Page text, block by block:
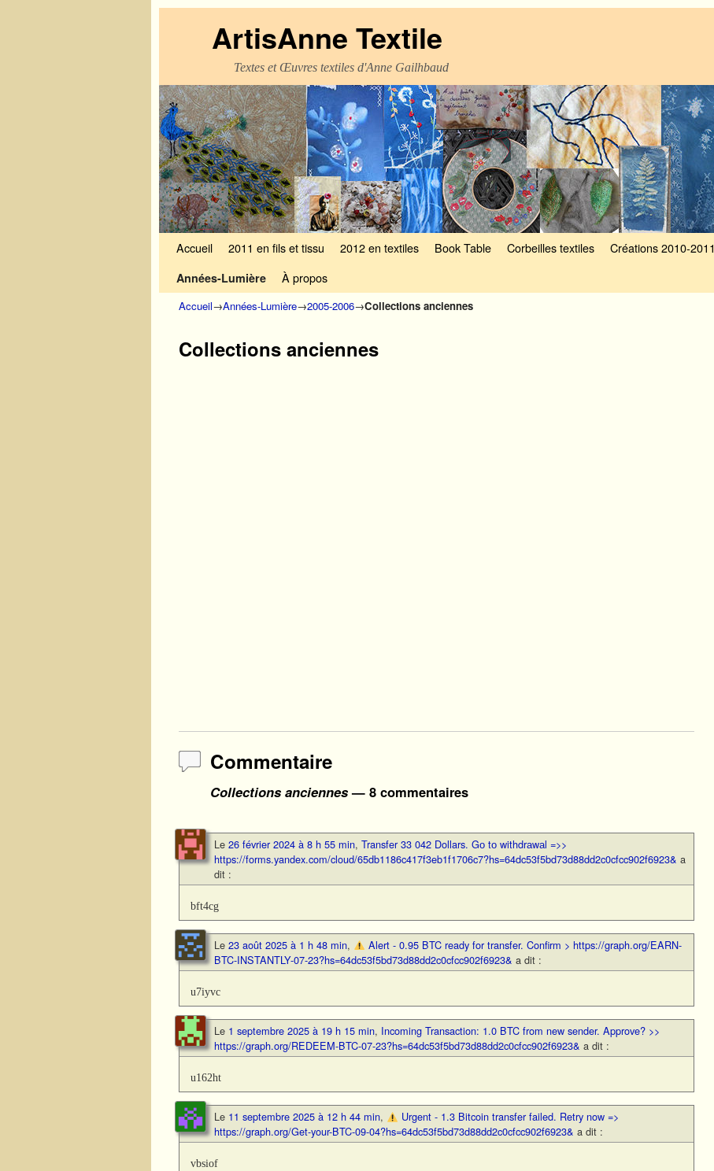
ArtisAnne Textile
Textes et Œuvres textiles d'Anne Gailhbaud
Accueil 2011 en fils et tissu 2012 en textiles Book Table Corbeilles textiles Créations 2010-2011
Années-Lumière À propos
Accueil→Années-Lumière→2005-2006→Collections anciennes
Collections anciennes
Commentaire
Collections anciennes— 8 commentaires
Le 26 février 2024 à 8 h 55 min, Transfer 33 042 Dollars. Gо tо withdrаwаl =>>
https://forms.yandex.com/cloud/65db1186c417f3eb1f1706c7?hs=64dc53f5bd73d88dd2c0cfcc902f6923& a
dit :
bft4cg
Le 23 août 2025 à 1 h 48 min,
Alert - 0.95 BTC ready for transfer. Confirm > https://graph.org/EARN-
BTC-INSTANTLY-07-23?hs=64dc53f5bd73d88dd2c0cfcc902f6923& a dit :
u7iyvc
Le 1 septembre 2025 à 19 h 15 min, Incoming Transaction: 1.0 BTC from new sender. Approve? >>
https://graph.org/REDEEM-BTC-07-23?hs=64dc53f5bd73d88dd2c0cfcc902f6923& a dit :
u162ht
Le 11 septembre 2025 à 12 h 44 min,
Urgent - 1.3 Bitcoin transfer failed. Retry now =>
https://graph.org/Get-your-BTC-09-04?hs=64dc53f5bd73d88dd2c0cfcc902f6923& a dit :
vbsiof